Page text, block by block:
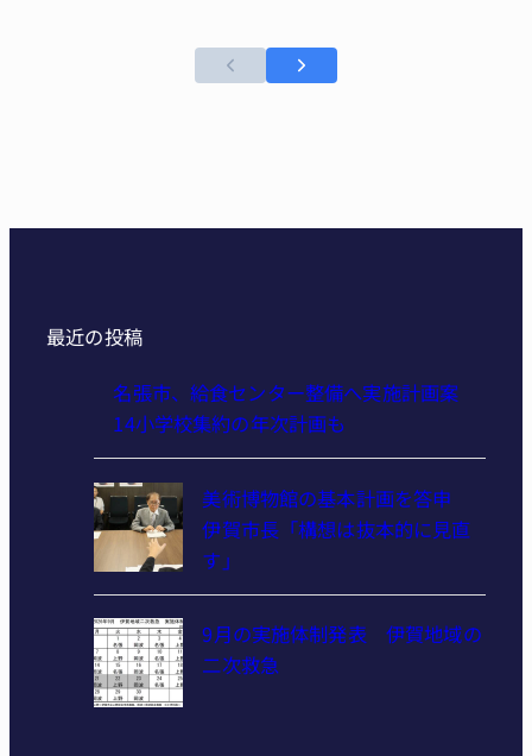
最近の投稿
名張市、給食センター整備へ実施計画案
14小学校集約の年次計画も
美術博物館の基本計画を答申
伊賀市長「構想は抜本的に見直
す」
9月の実施体制発表 伊賀地域の
二次救急